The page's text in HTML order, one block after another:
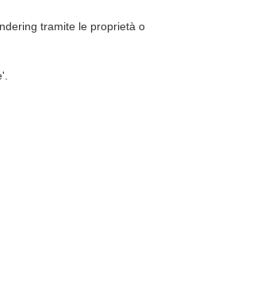
tramite le proprietà o